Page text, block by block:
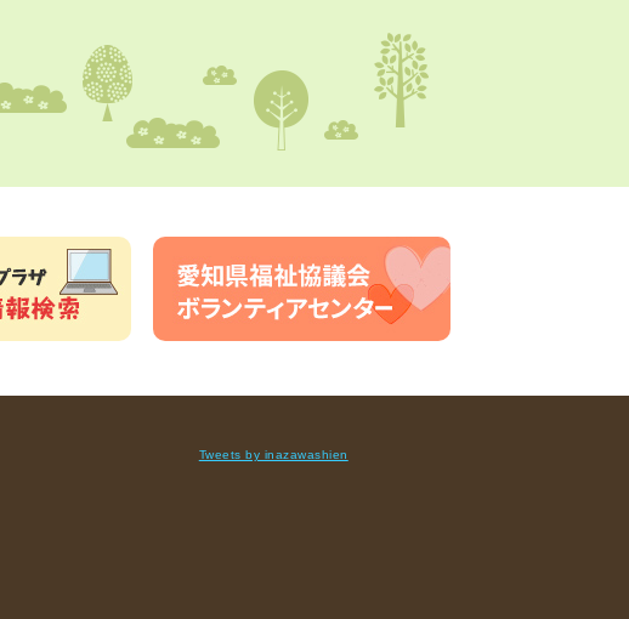
Tweets by inazawashien